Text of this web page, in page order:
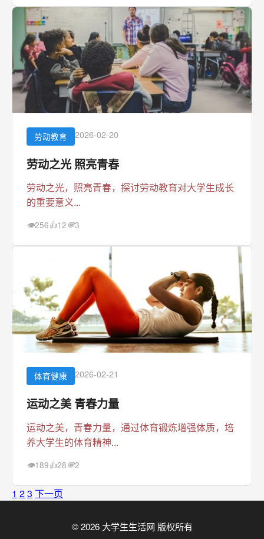
劳动教育 2026-02-20
劳动之光 照亮青春
劳动之光，照亮青春，探讨劳动教育对大学生成长
的重要意义...
👁256👍12 💬3
体育健康 2026-02-21
运动之美 青春力量
运动之美，青春力量，通过体育锻炼增强体质，培
养大学生的体育精神...
👁189👍28 💬2
1 23 下一页
© 2026 大学生生活网 版权所有